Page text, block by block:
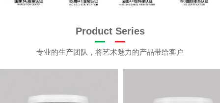
Product Series
专业的生产团队，将艺术魅力的产品带给客户